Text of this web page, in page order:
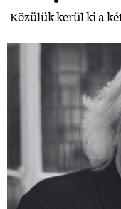
Közülük kerül ki a